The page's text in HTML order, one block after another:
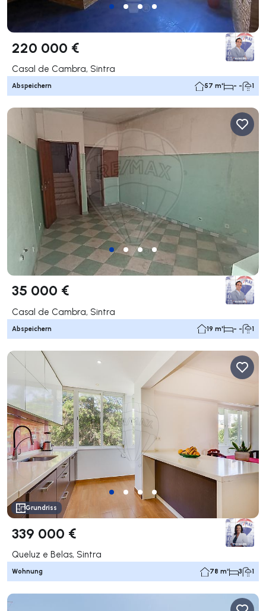
220 000 €
Casal de Cambra, Sintra
Abspeichern 57 m² - - 1
35 000 €
Casal de Cambra, Sintra
Abspeichern 19 m² - - 1
Grundriss
339 000 €
Queluz e Belas, Sintra
Wohnung 78 m² 3 1